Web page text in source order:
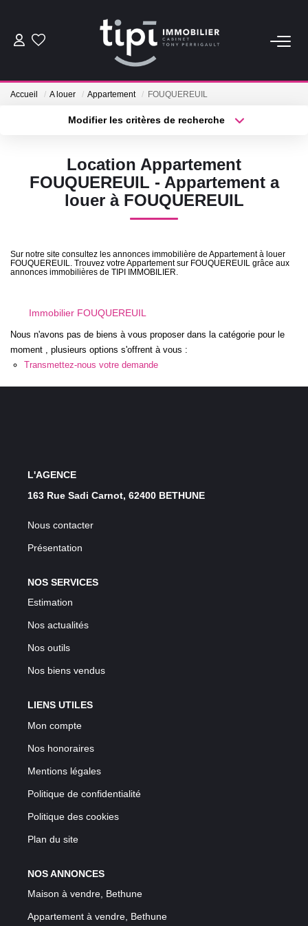
ACHETER
Nos Biens Loués
VENDRE
Vendre
Biens Vendus
GESTION LOCATIVE
ESTIMATION
Nos Actualités
Accueil A louer Appartement FOUQUEREUIL
Modifier les critères de recherche
Sélectionnez...
Surface min
Location Appartement
FOUQUEREUIL - Appartement a
louer à FOUQUEREUIL
Sur notre site consultez les annonces immobilière de Appartement à louer
FOUQUEREUIL. Trouvez votre Appartement sur FOUQUEREUIL grâce aux
annonces immobilières de TIPI IMMOBILIER.
Immobilier FOUQUEREUIL
Nous n'avons pas de biens à vous proposer dans la catégorie pour le
moment , plusieurs options s'offrent à vous :
Transmettez-nous votre demande
L'AGENCE
163 Rue Sadi Carnot, 62400 BETHUNE
Nous contacter
Présentation
NOS SERVICES
Estimation
Nos actualités
Nos outils
Nos biens vendus
LIENS UTILES
Mon compte
Nos honoraires
Mentions légales
Politique de confidentialité
Politique des cookies
Plan du site
NOS ANNONCES
Maison à vendre, Bethune
Appartement à vendre, Bethune